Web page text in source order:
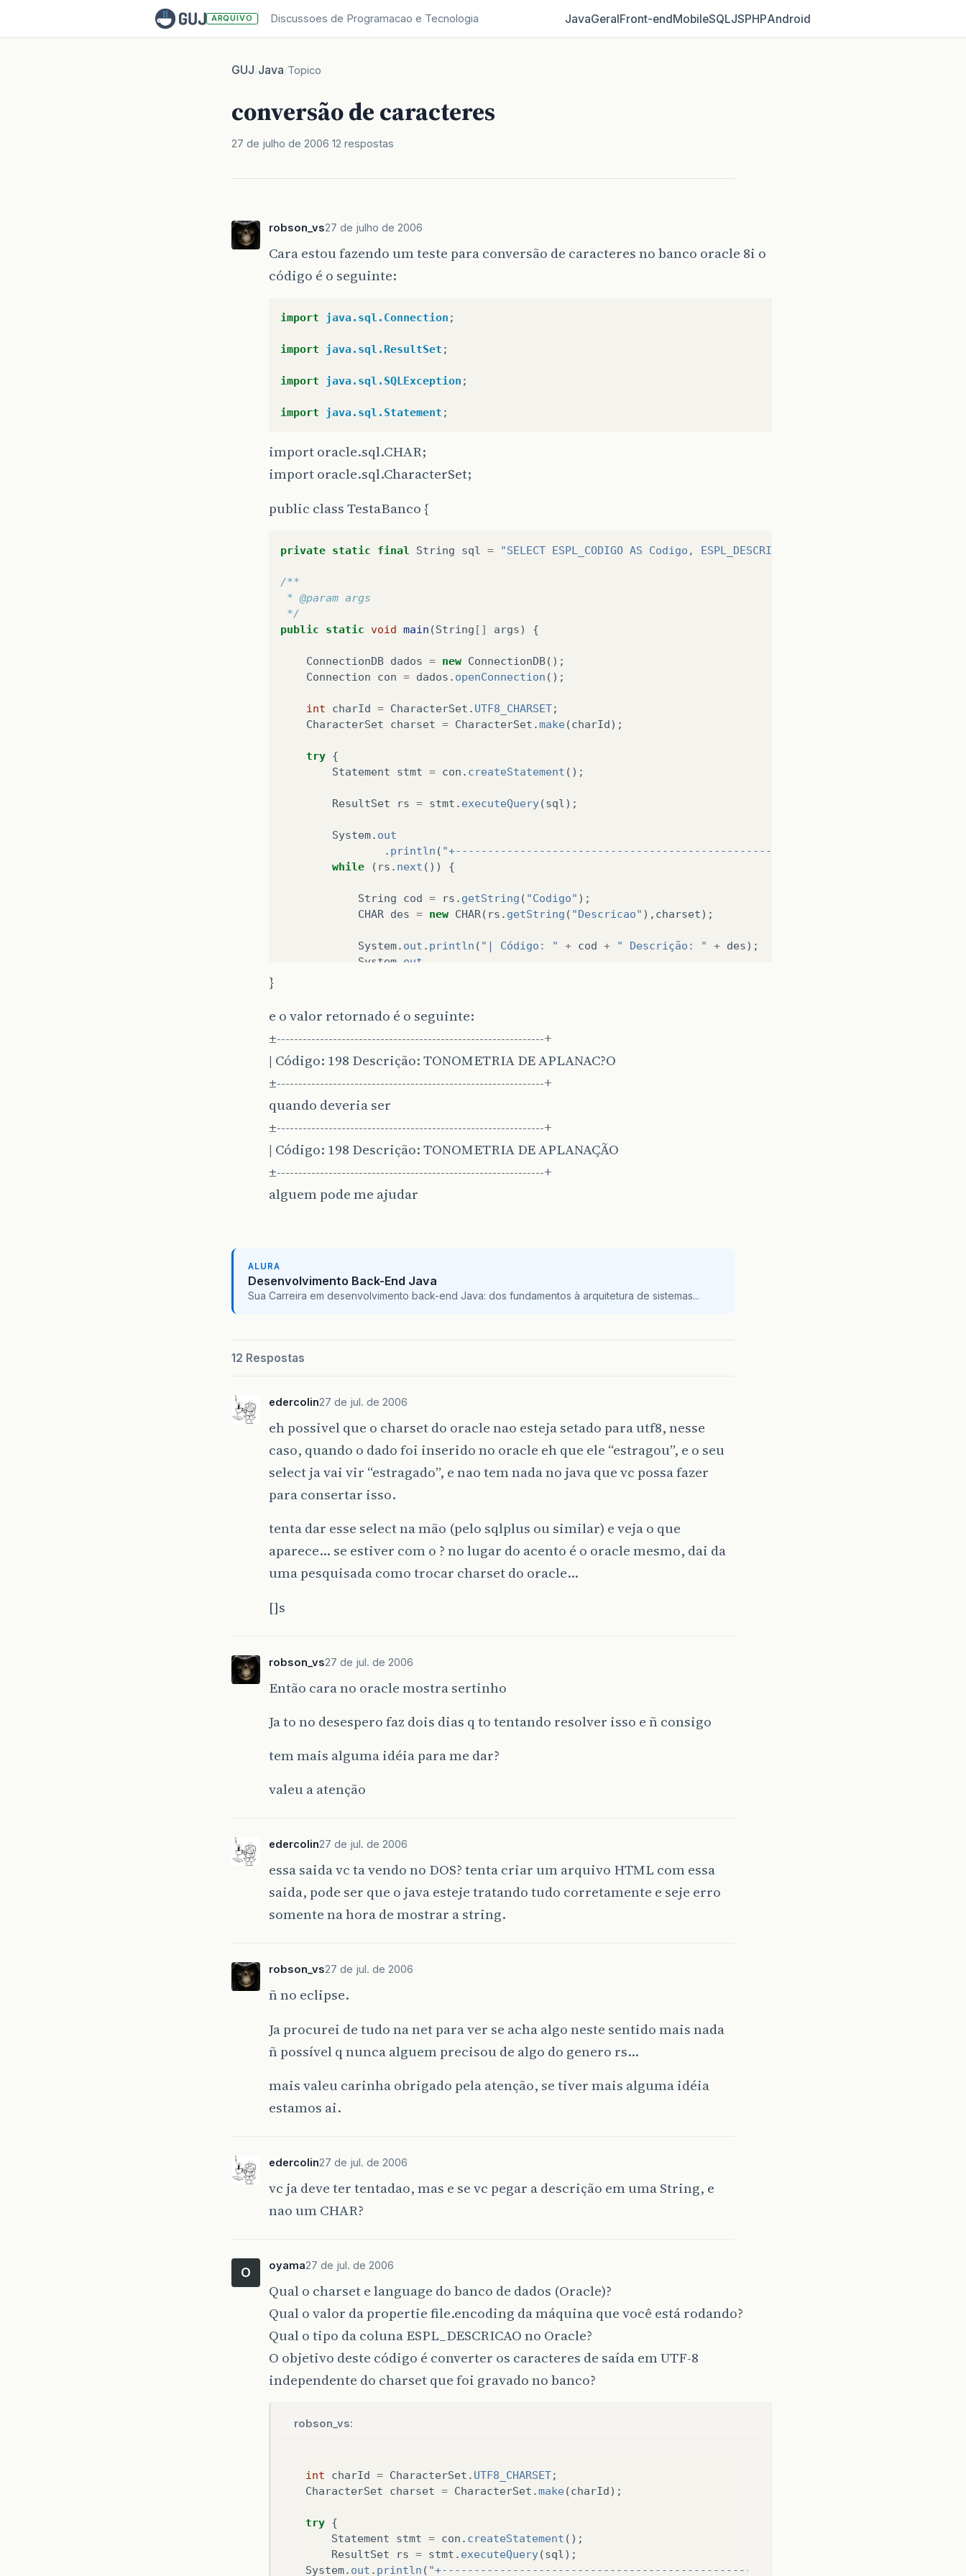
ARQUIVO Discussoes de Programacao e Tecnologia JavaGeralFront‑endMobileSQLJSPHPAndroid
GUJ/Java/Topico
conversão de caracteres
27 de julho de 2006 12 respostas
robson_vs27 de julho de 2006
Cara estou fazendo um teste para conversão de caracteres no banco oracle 8i o
código é o seguinte:
import java.sql.Connection ;
import java.sql.ResultSet ;
import java.sql.SQLException ;
import java.sql.Statement ;
import oracle.sql.CHAR;
import oracle.sql.CharacterSet;
public class TestaBanco {
private static final String sql = "SELECT ESPL_CODIGO AS Codigo, ESPL_DESCRICAO as Descricao FROM LIVRETO,
/**
* @param args
*/
public
static void main (String [] args) {
ConnectionDB dados = new ConnectionDB();
Connection
con = dados . openConnection ();
int charId = CharacterSet . UTF8_CHARSET;
CharacterSet
charset = CharacterSet .make(charId);
try {
Statement
stmt = con . createStatement ();
ResultSet rs = stmt . executeQuery(sql );
System. out
. println ( "+---------------------------------------------------------------+"
while
( rs . next ()) {
String cod = rs . getString ( "Codigo" );
CHAR des = new CHAR( rs . getString ( "Descricao" ), charset);
System. out . println ( "| Código: " + cod + " Descrição: " + des);
System out
} catch (SQLException e) {
e.printStackTrace();
}
finally
{
closeConnection
}
}
}
e o valor retornado é o seguinte:
±--------------------------------------------------------------+
| Código: 198 Descrição: TONOMETRIA DE APLANAC?O
±--------------------------------------------------------------+
quando deveria ser
±--------------------------------------------------------------+
| Código: 198 Descrição: TONOMETRIA DE APLANAÇÃO
±--------------------------------------------------------------+
alguem pode me ajudar
ALURA
Desenvolvimento Back-End Java
Sua Carreira em desenvolvimento back-end Java: dos fundamentos à arquitetura de sistemas...
12 Respostas
edercolin27 de jul. de 2006
eh possivel que o charset do oracle nao esteja setado para utf8, nesse
caso, quando o dado foi inserido no oracle eh que ele “estragou”, e o seu
select ja vai vir “estragado”, e nao tem nada no java que vc possa fazer
para consertar isso.
tenta dar esse select na mão (pelo sqlplus ou similar) e veja o que
aparece… se estiver com o ? no lugar do acento é o oracle mesmo, dai da
uma pesquisada como trocar charset do oracle…
[]s
robson_vs27 de jul. de 2006
Então cara no oracle mostra sertinho
Ja to no desespero faz dois dias q to tentando resolver isso e ñ consigo
tem mais alguma idéia para me dar?
valeu a atenção
edercolin27 de jul. de 2006
essa saida vc ta vendo no DOS? tenta criar um arquivo HTML com essa
saida, pode ser que o java esteje tratando tudo corretamente e seje erro
somente na hora de mostrar a string.
robson_vs27 de jul. de 2006
ñ no eclipse.
Ja procurei de tudo na net para ver se acha algo neste sentido mais nada
ñ possível q nunca alguem precisou de algo do genero rs…
mais valeu carinha obrigado pela atenção, se tiver mais alguma idéia
estamos ai.
edercolin27 de jul. de 2006
vc ja deve ter tentadao, mas e se vc pegar a descrição em uma String, e
nao um CHAR?
O oyama27 de jul. de 2006
Qual o charset e language do banco de dados (Oracle)?
Qual o valor da propertie file.encoding da máquina que você está rodando?
Qual o tipo da coluna ESPL_DESCRICAO no Oracle?
O objetivo deste código é converter os caracteres de saída em UTF-8
independente do charset que foi gravado no banco?
robson_vs:
int charId = CharacterSet . UTF8_CHARSET;
CharacterSet
charset = CharacterSet .make(charId);
try {
Statement
stmt = con . createStatement ();
ResultSet
rs = stmt . executeQuery(sql );
System. out . println ( "+---------------------------------------------------------------+"